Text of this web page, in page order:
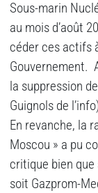
Sous-marin
au mois d’août
céder ces actifs
Gouvernement.
la suppression
Guignols de
En revanche, la
Moscou » a pu
critique bien
soit Gazprom-